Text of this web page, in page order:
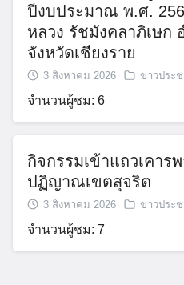
ปีงบประมาณ พ.ศ.
หลวง รัชมังคลาภิเษก
จังหวัดเชียงราย
3 สิงหาคม 2026 ข่าวประ
จำนวนผู้ชม: 6
กิจกรรมเข้าแถวเคาร
ปฏิญาณเขตสุจริต
3 สิงหาคม 2026 ข่าวประ
จำนวนผู้ชม: 7